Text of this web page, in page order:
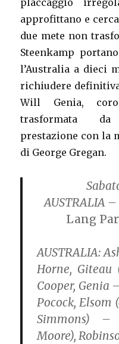
placcaggio
approfittano e
due mete non
Steenkamp
l’Australia a dieci
richiudere
Will Genia,
trasformata da
prestazione con la
di George Gregan.
AUSTRALIA –
Lang
AUSTRALIA:
Horne, Giteau
Cooper, Genia
Pocock, Elsom
Simmons) –
Moore),